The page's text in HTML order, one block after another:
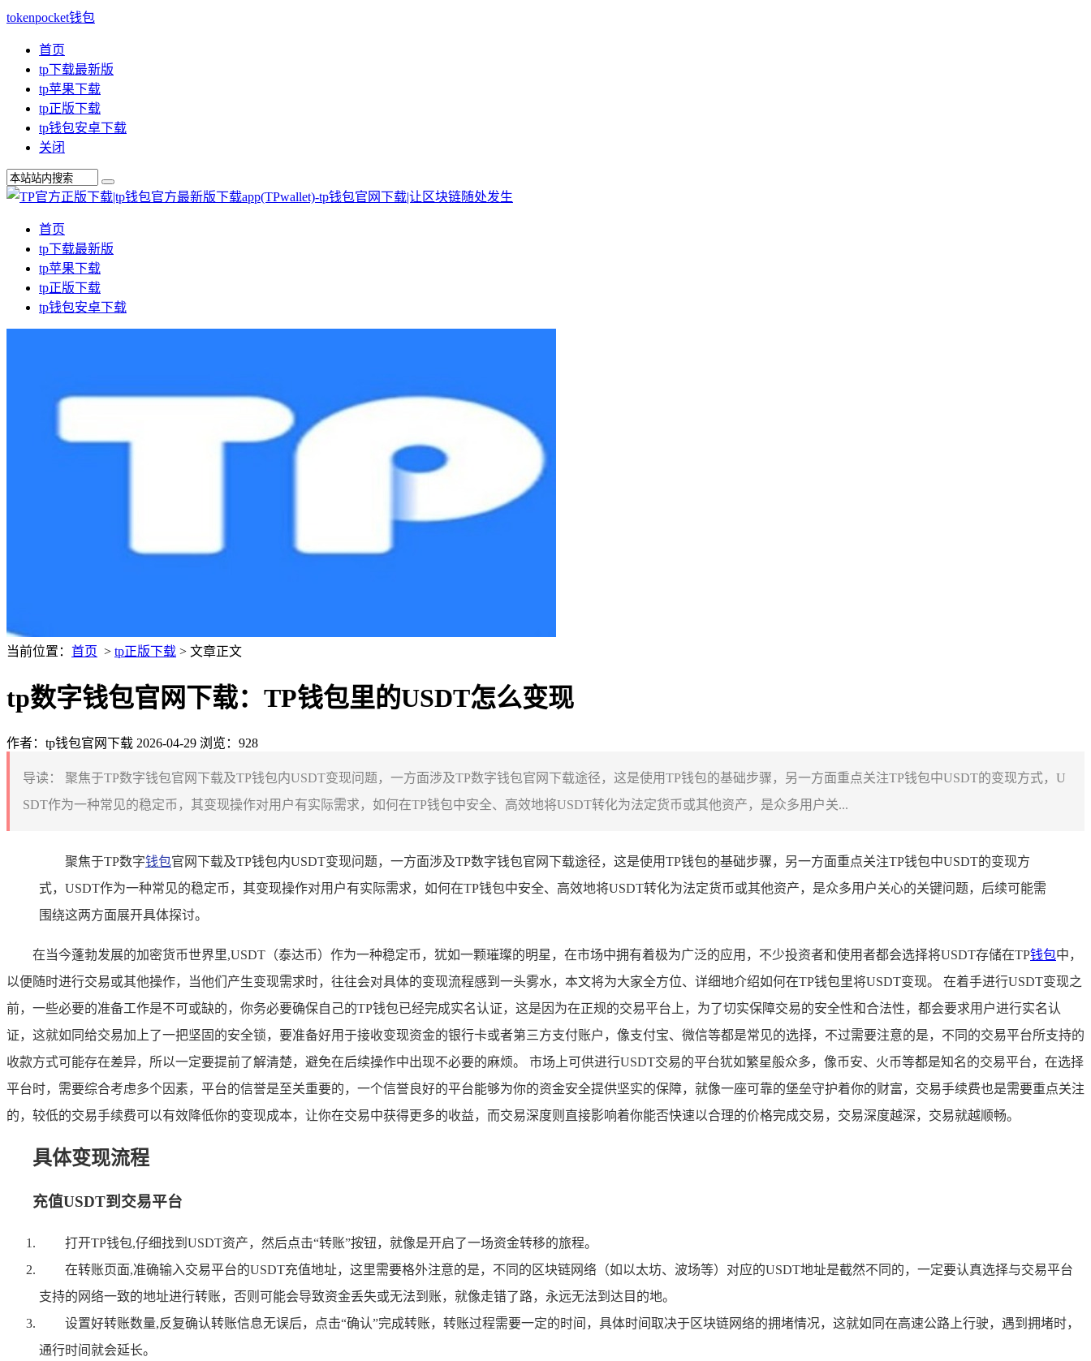
tokenpocket钱包
首页
tp下载最新版
tp苹果下载
tp正版下载
tp钱包安卓下载
关闭
首页
tp下载最新版
tp苹果下载
tp正版下载
tp钱包安卓下载
当前位置： 首页 > tp正版下载 > 文章正文
tp数字钱包官网下载：TP钱包里的USDT怎么变现
作者：tp钱包官网下载 2026-04-29 浏览：928
导读：
聚焦于TP数字钱包官网下载及TP钱包内USDT变现问题，一方面涉及TP数字钱包官网下载途径，这是使用TP钱包的基础步骤，另一方面重点关注TP钱包中USDT的变现方式，U
SDT作为一种常见的稳定币，其变现操作对用户有实际需求，如何在TP钱包中安全、高效地将USDT转化为法定货币或其他资产，是众多用户关...
聚焦于TP数字钱包官网下载及TP钱包内USDT变现问题，一方面涉及TP数字钱包官网下载途径，这是使用TP钱包的基础步骤，另一方面重点关注TP钱包中USDT的变现方
式，USDT作为一种常见的稳定币，其变现操作对用户有实际需求，如何在TP钱包中安全、高效地将USDT转化为法定货币或其他资产，是众多用户关心的关键问题，后续可能需
围绕这两方面展开具体探讨。
在当今蓬勃发展的加密货币世界里,USDT（泰达币）作为一种稳定币，犹如一颗璀璨的明星，在市场中拥有着极为广泛的应用，不少投资者和使用者都会选择将USDT存储在TP钱包中，
以便随时进行交易或其他操作，当他们产生变现需求时，往往会对具体的变现流程感到一头雾水，本文将为大家全方位、详细地介绍如何在TP钱包里将USDT变现。 在着手进行USDT变现之
前，一些必要的准备工作是不可或缺的，你务必要确保自己的TP钱包已经完成实名认证，这是因为在正规的交易平台上，为了切实保障交易的安全性和合法性，都会要求用户进行实名认
证，这就如同给交易加上了一把坚固的安全锁，要准备好用于接收变现资金的银行卡或者第三方支付账户，像支付宝、微信等都是常见的选择，不过需要注意的是，不同的交易平台所支持的
收款方式可能存在差异，所以一定要提前了解清楚，避免在后续操作中出现不必要的麻烦。 市场上可供进行USDT交易的平台犹如繁星般众多，像币安、火币等都是知名的交易平台，在选择
平台时，需要综合考虑多个因素，平台的信誉是至关重要的，一个信誉良好的平台能够为你的资金安全提供坚实的保障，就像一座可靠的堡垒守护着你的财富，交易手续费也是需要重点关注
的，较低的交易手续费可以有效降低你的变现成本，让你在交易中获得更多的收益，而交易深度则直接影响着你能否快速以合理的价格完成交易，交易深度越深，交易就越顺畅。
具体变现流程
充值USDT到交易平台
打开TP钱包,仔细找到USDT资产，然后点击“转账”按钮，就像是开启了一场资金转移的旅程。
在转账页面,准确输入交易平台的USDT充值地址，这里需要格外注意的是，不同的区块链网络（如以太坊、波场等）对应的USDT地址是截然不同的，一定要认真选择与交易平台
支持的网络一致的地址进行转账，否则可能会导致资金丢失或无法到账，就像走错了路，永远无法到达目的地。
设置好转账数量,反复确认转账信息无误后，点击“确认”完成转账，转账过程需要一定的时间，具体时间取决于区块链网络的拥堵情况，这就如同在高速公路上行驶，遇到拥堵时，
通行时间就会延长。